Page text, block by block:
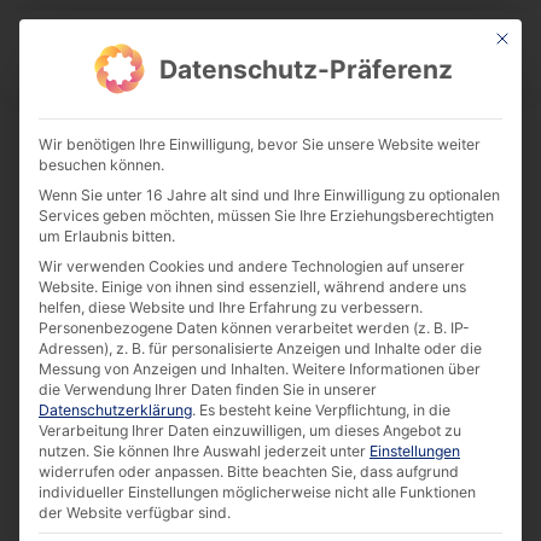
Download Center
Flyer | Self-Ordering Solutions [EN]
Download
8991 downloads
680.56 KB
This
Datenschutz-Präferenz
Wir benötigen Ihre Einwilligung, bevor Sie unsere Website weiter
besuchen können.
Wenn Sie unter 16 Jahre alt sind und Ihre Einwilligung zu optionalen
Services geben möchten, müssen Sie Ihre Erziehungsberechtigten
um Erlaubnis bitten.
Wir verwenden Cookies und andere Technologien auf unserer
Website. Einige von ihnen sind essenziell, während andere uns
helfen, diese Website und Ihre Erfahrung zu verbessern.
Personenbezogene Daten können verarbeitet werden (z. B. IP-
Adressen), z. B. für personalisierte Anzeigen und Inhalte oder die
Messung von Anzeigen und Inhalten. Weitere Informationen über
die Verwendung Ihrer Daten finden Sie in unserer
Datenschutzerklärung. Es besteht keine Verpflichtung, in die
Verarbeitung Ihrer Daten einzuwilligen, um dieses Angebot zu
nutzen. Sie können Ihre Auswahl jederzeit unter Einstellungen
widerrufen oder anpassen. Bitte beachten Sie, dass aufgrund
individueller Einstellungen möglicherweise nicht alle Funktionen
der Website verfügbar sind.